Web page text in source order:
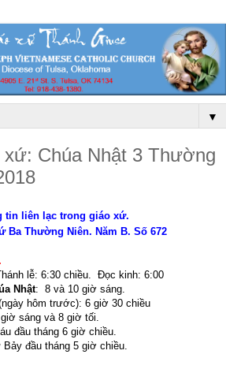
▼
xứ: Chúa Nhật 3 Thường
tin liên lạc trong giáo xứ.
Ba Thường Niên. Năm B. Số 672
lễ: 6:30 chiều. Đọc kinh: 6:00
Nhật: 8 và 10 giờ sáng.
hôm trước): 6 giờ 30 chiều
sáng và 8 giờ tối.
đầu tháng 6 giờ chiều.
5 giờ chiều.